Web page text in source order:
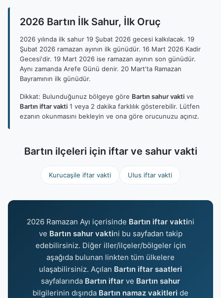
2026 Bartın İlk Sahur, İlk Oruç
2026 yılında ilk sahur 19 Şubat 2026 gecesi kalkılacak. 19
Şubat 2026 ramazan ayının ilk günüdür. 16 Mart 2026 Kadir
Gecesi'dir. 19 Mart 2026 ise ramazan ayının son günüdür.
Aynı zamanda Arefe Günü denir. 20 Mart'ta Ramazan
Bayramının ilk günüdür.
Dikkat: Bulunduğunuz bölgeye göre Bartın sahur vakti ve
Bartın iftar vakti 1 veya 2 dakika farklılık gösterebilir. Lütfen
ezanın okunmasını bekleyin ve ona göre orucunuzu açınız.
Bartın ilçeleri için iftar ve sahur vakti
Kurucaşile iftar vakti Ulus iftar vakti
2026 Ramazan Ayı içerisinde Bartın iftar vaktini
ve Bartın sahur vaktini bu sayfadan takip
edebilirsiniz. Diğer iller/ilçeler/bölgeler için
aşağıda bulunan linkten tüm ülkelere
ulaşabilirsiniz. Açılan Bartın iftar saatleri
sayfalarında Bartın iftar ve Bartın sahur
bilgilerinin dışında Bartın namaz vakitleri de